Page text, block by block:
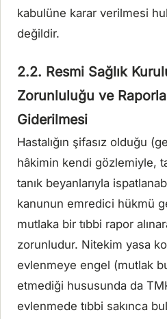
kabulüne karar verilmesi
değildir.
2.2. Resmi Sağlık
Zorunluluğu ve
Giderilmesi
Hastalığın şifasız olduğu
hâkimin kendi gözlemiyle,
tanık beyanlarıyla
kanunun emredici hükmü
mutlaka bir tıbbi rapor
zorunludur. Nitekim yasa
evlenmeye engel (mutlak
etmediği hususunda da
evlenmede tıbbi sakınca